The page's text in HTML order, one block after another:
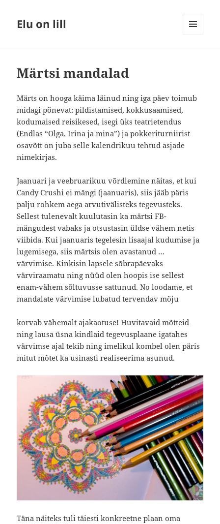
Elu on lill
Märtsi mandalad
Märts on hooga käima läinud ning iga päev toimub
midagi põnevat: pildistamised, kokkusaamised,
kodumaised reisikesed, isegi üks teatrietendus
(Endlas “Olga, Irina ja mina”) ja pokkeriturniirist
osavõtt on juba selle kalendrikuu tehtud asjade
nimekirjas.
Jaanuari ja veebruarikuu võrdlemine näitas, et kui
Candy Crushi ei mängi (jaanuaris), siis jääb päris
palju rohkem aega arvutivälisteks tegevusteks.
Sellest tulenevalt kuulutasin ka märtsi FB-
mängudest vabaks ja otsustasin üldse vähem netis
viibida. Kui jaanuaris tegelesin lisaajal kudumise ja
lugemisega, siis märtsis olen avastanud …
värvimise. Kinkisin lapsele sõbrapäevaks
värviraamatu ning nüüd olen hoopis ise sellest
enam-vähem sõltuvusse sattunud. No loodame, et
mandalate värvimise lubatud tervendav mõju
korvab vähemalt ajakaotuse! Huvitavaid mõtteid
ning lausa üsna kindlaid tegevusplaane igatahes
värvimse ajal tekib ning imelikul kombel olen päris
mitut mõtet ka usinasti realiseerima asunud.
Täna näiteks tuli täiesti konkreetne plaan oma